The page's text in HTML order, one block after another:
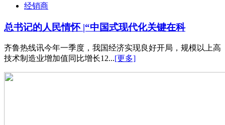
经销商
总书记的人民情怀 |“中国式现代化关键在科
齐鲁热线讯今年一季度，我国经济实现良好开局，规模以上高
技术制造业增加值同比增长12...[更多]